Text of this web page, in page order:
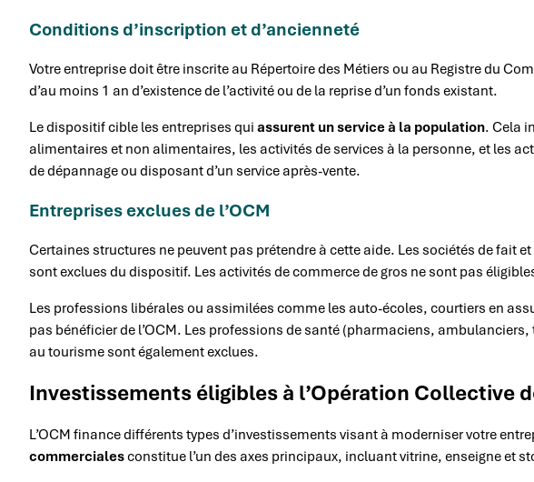
Conditions d’inscription et d’ancienneté
Votre entreprise doit être inscrite au Répertoire des Métiers ou au Registre du
d’au moins 1 an d’existence de l’activité ou de la reprise d’un fonds existant.
Le dispositif cible les entreprises qui assurent un service à la population. Cela
alimentaires et non alimentaires, les activités de services à la personne, et les
de dépannage ou disposant d’un service après-vente.
Entreprises exclues de l’OCM
Certaines structures ne peuvent pas prétendre à cette aide. Les sociétés de fait
sont exclues du dispositif. Les activités de commerce de gros ne sont pas
Les professions libérales ou assimilées comme les auto-écoles, courtiers en
pas bénéficier de l’OCM. Les professions de santé (pharmaciens,
au tourisme sont également exclues.
Investissements éligibles à l’Opération Collective
L’OCM finance différents types d’investissements visant à moderniser votre
commercialesconstitue l’un des axes principaux, incluant vitrine, enseigne et